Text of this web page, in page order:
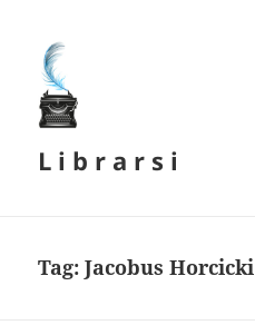
L i b r a r s i
Tag:Jacobus Horcicki